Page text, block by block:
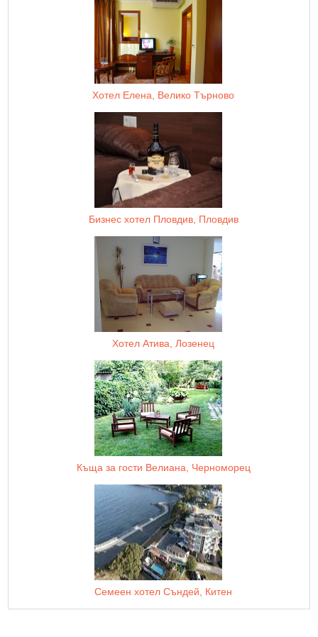
Хотел Елена, Велико Търново
Бизнес хотел Пловдив, Пловдив
Хотел Атива, Лозенец
Къща за гости Велиана, Черноморец
Семеен хотел Съндей, Китен